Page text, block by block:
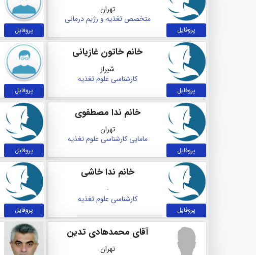
پروفایل
تهران
متخصص تغذیه و رژیم درمانی
پروفایل
پروفایل
خانم خاتون غازیانی
شیراز
کارشناسی علوم تغذیه
پروفایل
پروفایل
خانم ندا مصطفوی
تهران
ماماییکارشناسی علوم تغذیه
پروفایل
پروفایل
خانم ندا خاشی
-
کارشناسی علوم تغذیه
پروفایل
آقای محمدهادی تدین
تهران